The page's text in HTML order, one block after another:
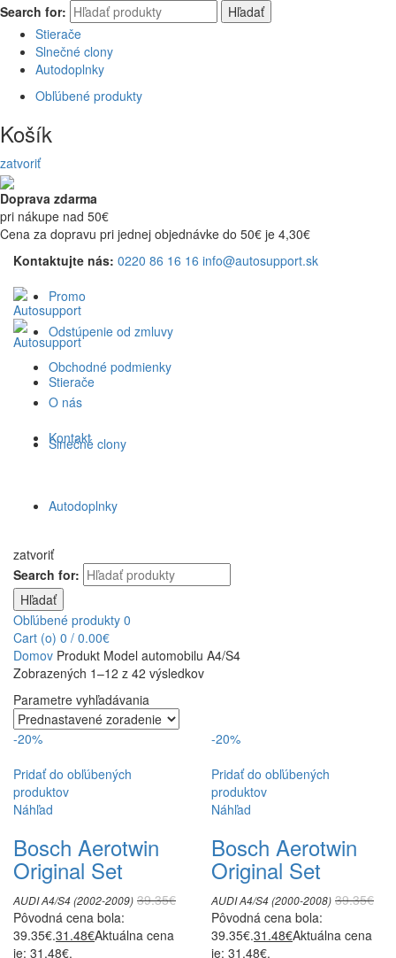
Search for:
Hľadať
Stierače
Slnečné clony
Autodoplnky
Obľúbené produkty
Košík
zatvoriť
Doprava zdarma
pri nákupe nad 50€
Cena za dopravu pri jednej objednávke do 50€ je 4,30€
Kontaktujte nás: 0220 86 16 16 info@autosupport.sk
Promo
Odstúpenie od zmluvy
Obchodné podmienky
O nás
Kontakt
Stierače
Slnečné clony
Autodoplnky
zatvoriť
Search for:
Hľadať
Obľúbené produkty 0
Cart (o) 0 / 0.00€
Domov Produkt Model automobilu A4/S4
Zobrazených 1–12 z 42 výsledkov
Parametre vyhľadávania
-20%
Pridať do obľúbených
produktov
Náhľad
Bosch Aerotwin
Original Set
AUDI A4/S4 (2002-2009) 39.35€
Pôvodná cena bola:
39.35€.31.48€Aktuálna cena
je: 31.48€.
-20%
Pridať do obľúbených
produktov
Náhľad
Bosch Aerotwin
Original Set
AUDI A4/S4 (2000-2008) 39.35€
Pôvodná cena bola:
39.35€.31.48€Aktuálna cena
je: 31.48€.